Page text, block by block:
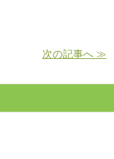
次の記事へ ≫